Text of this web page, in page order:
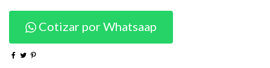
Cotizar por Whatsaap